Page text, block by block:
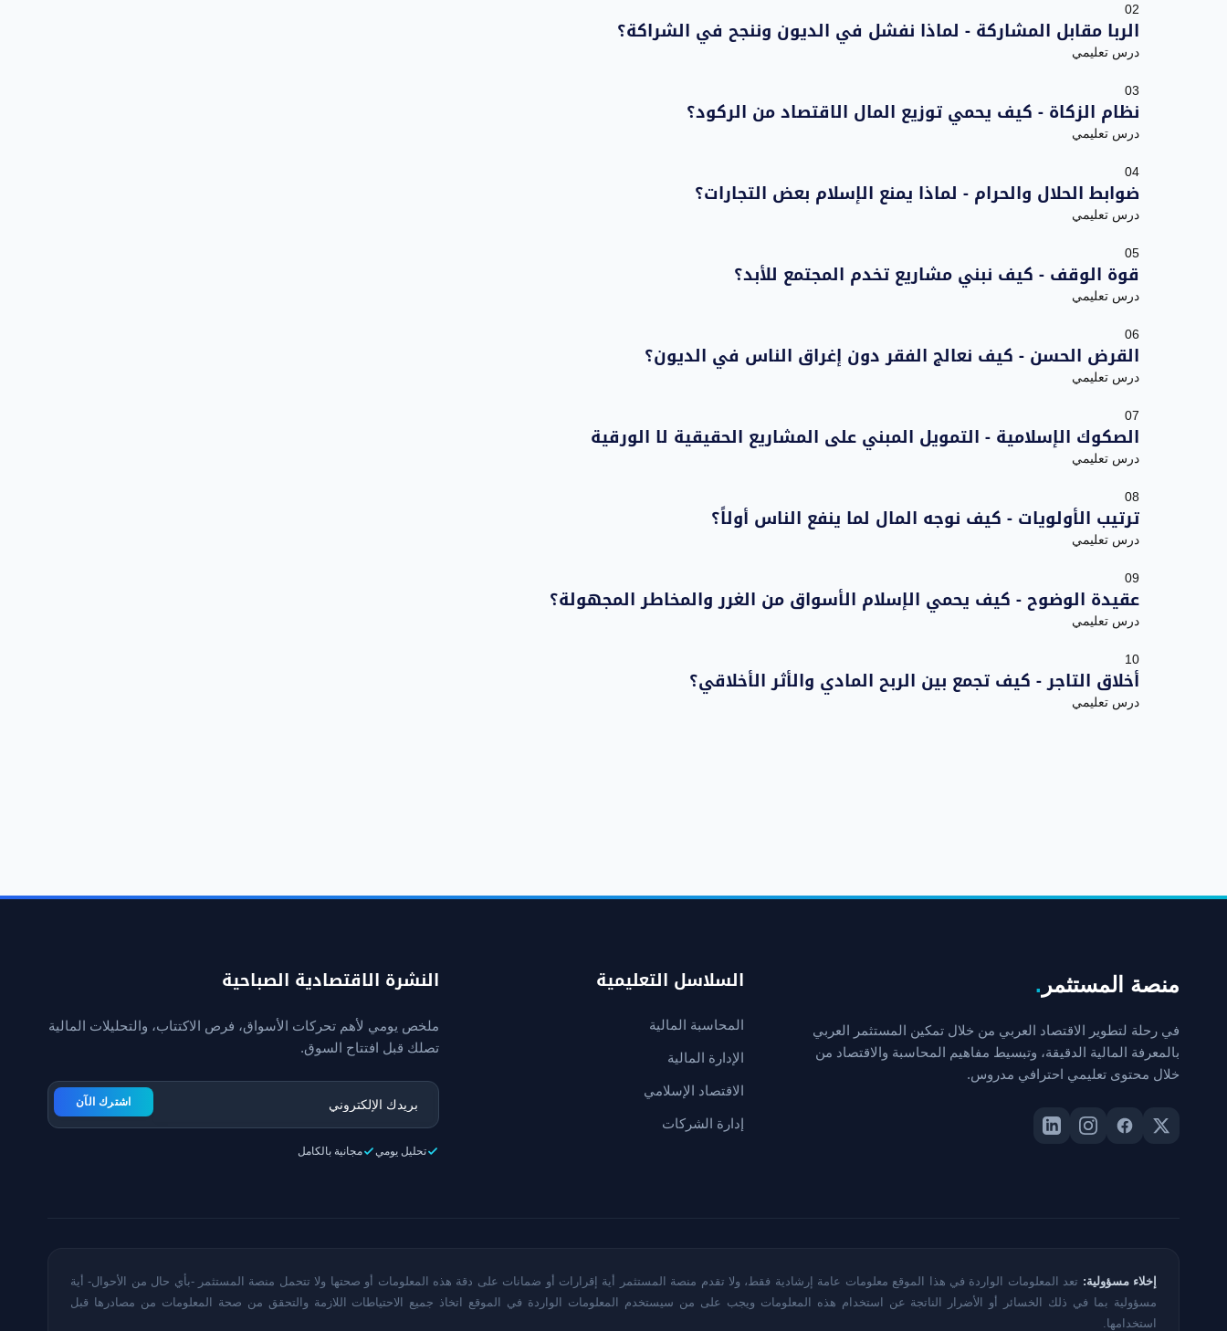
02
الربا مقابل المشاركة - لماذا نفشل في الديون وننجح في الشراكة؟
درس تعليمي
03
نظام الزكاة - كيف يحمي توزيع المال الاقتصاد من الركود؟
درس تعليمي
04
ضوابط الحلال والحرام - لماذا يمنع الإسلام بعض التجارات؟
درس تعليمي
05
قوة الوقف - كيف نبني مشاريع تخدم المجتمع للأبد؟
درس تعليمي
06
القرض الحسن - كيف نعالج الفقر دون إغراق الناس في الديون؟
درس تعليمي
07
الصكوك الإسلامية - التمويل المبني على المشاريع الحقيقية لا الورقية
درس تعليمي
08
ترتيب الأولويات - كيف نوجه المال لما ينفع الناس أولاً؟
درس تعليمي
09
عقيدة الوضوح - كيف يحمي الإسلام الأسواق من الغرر والمخاطر المجهولة؟
درس تعليمي
10
أخلاق التاجر - كيف تجمع بين الربح المادي والأثر الأخلاقي؟
درس تعليمي
منصة المستثمر .
في رحلة لتطوير الاقتصاد العربي من خلال تمكين المستثمر العربي
بالمعرفة المالية الدقيقة، وتبسيط مفاهيم المحاسبة والاقتصاد من
خلال محتوى تعليمي احترافي مدروس.
السلاسل التعليمية
المحاسبة المالية
الإدارة المالية
الاقتصاد الإسلامي
إدارة الشركات
النشرة الاقتصادية الصباحية
ملخص يومي لأهم تحركات الأسواق، فرص الاكتتاب، والتحليلات المالية
تصلك قبل افتتاح السوق.
اشترك الآن
تحليل يومي مجانية بالكامل
إخلاء مسؤولية: تعد المعلومات الواردة في هذا الموقع معلومات عامة إرشادية فقط، ولا تقدم منصة المستثمر أية إقرارات أو ضمانات على دقة هذه المعلومات أو صحتها ولا تتحمل منصة المستثمر -بأي حال من الأحوال- أية
مسؤولية بما في ذلك الخسائر أو الأضرار الناتجة عن استخدام هذه المعلومات ويجب على من سيستخدم المعلومات الواردة في الموقع اتخاذ جميع الاحتياطات اللازمة والتحقق من صحة المعلومات من مصادرها قبل
استخدامها.